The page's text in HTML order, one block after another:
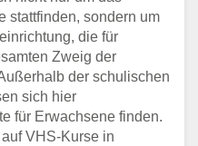
stattfinden, sondern um
die für
Zweig der
der schulischen
sich hier
für Erwachsene finden.
VHS-Kurse in